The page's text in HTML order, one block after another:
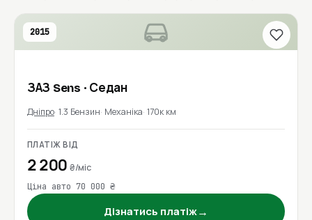
2015
ЗАЗ Sens · Седан
Дніпро 1.3 Бензин Механіка 170к км
ПЛАТІЖ ВІД
2 200₴/міс
Ціна авто 70 000 ₴
Дізнатись платіж→